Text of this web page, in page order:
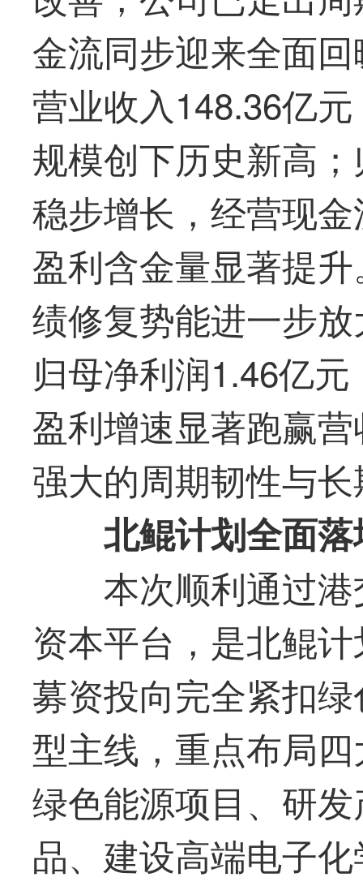
金流同步迎来全面
营业收入148.36亿
规模创下历史新高
稳步增长，经营现
盈利含金量显著提
绩修复势能进一步
归母净利润1.46亿
盈利增速显著跑赢
强大的周期韧性与
北鲲计划全面
本次顺利通过港
资本平台，是北鲲
募资投向完全紧扣
型主线，重点布局
绿色能源项目、研
品、建设高端电子